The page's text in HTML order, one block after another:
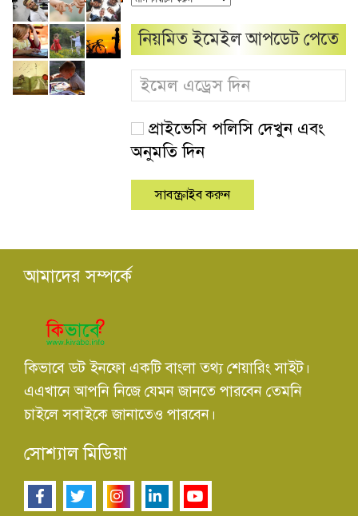
নিয়মিত ইমেইল আপডেট পেতে
প্রাইভেসি পলিসি দেখুন এবং
অনুমতি দিন
আমাদের সম্পর্কে
কিভাবে ডট ইনফো একটি বাংলা তথ্য শেয়ারিং সাইট।
এএখানে আপনি নিজে যেমন জানতে পারবেন তেমনি
চাইলে সবাইকে জানাতেও পারবেন।
সোশ্যাল মিডিয়া